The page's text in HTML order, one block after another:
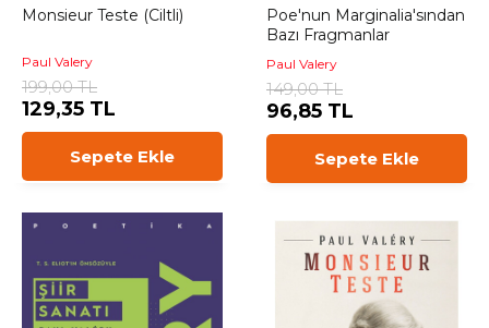
Monsieur Teste (Ciltli)
Paul Valery
199,00 TL
129,35 TL
Sepete Ekle
Poe'nun Marginalia'sından
Bazı Fragmanlar
Paul Valery
149,00 TL
96,85 TL
Sepete Ekle